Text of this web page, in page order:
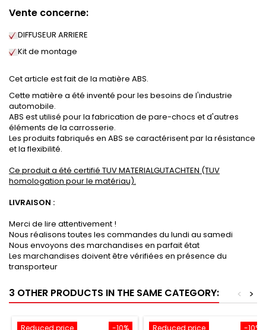
Vente concerne:
DIFFUSEUR ARRIERE
Kit de montage
Cet article est fait de la matière ABS.
Cette matière a été inventé pour les besoins de l'industrie
automobile.
ABS est utilisé pour la fabrication de pare-chocs et d'autres
éléments de la carrosserie.
Les produits fabriqués en ABS se caractérisent par la résistance
et la flexibilité.
Ce produit a été certifié TUV MATERIALGUTACHTEN (TUV
homologation pour le matériau).
LIVRAISON :
Merci de lire attentivement !
Nous réalisons toutes les commandes du lundi au samedi
Nous envoyons des marchandises en parfait état
Les marchandises doivent être vérifiées en présence du
transporteur
3 OTHER PRODUCTS IN THE SAME CATEGORY: >
<